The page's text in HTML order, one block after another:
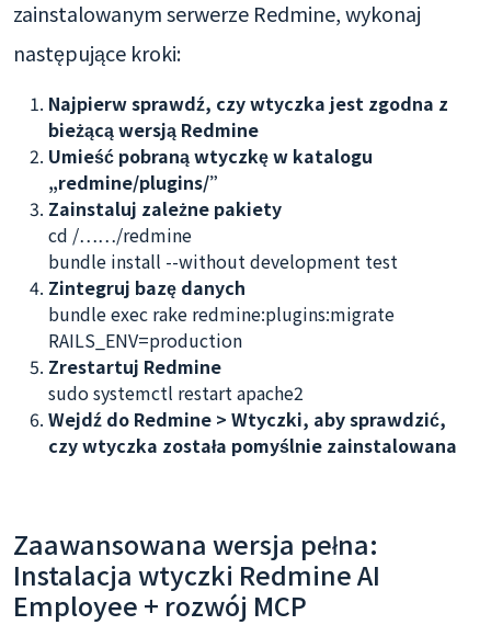
zainstalowanym serwerze Redmine, wykonaj
następujące kroki:
Najpierw sprawdź, czy wtyczka jest zgodna z
bieżącą wersją Redmine
Umieść pobraną wtyczkę w katalogu
„redmine/plugins/”
Zainstaluj zależne pakiety
cd /……/redmine
bundle install --without development test
Zintegruj bazę danych
bundle exec rake redmine:plugins:migrate
RAILS_ENV=production
Zrestartuj Redmine
sudo systemctl restart apache2
Wejdź do Redmine > Wtyczki, aby sprawdzić,
czy wtyczka została pomyślnie zainstalowana
Zaawansowana wersja pełna:
Instalacja wtyczki Redmine AI
Employee + rozwój MCP